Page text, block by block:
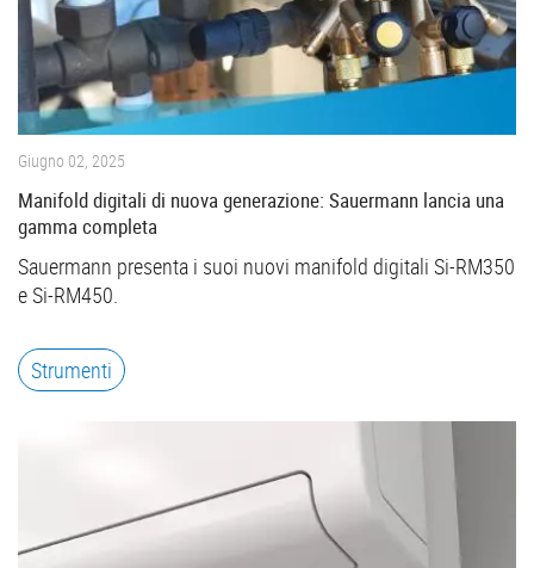
Giugno 02, 2025
Manifold digitali di nuova generazione: Sauermann lancia una
gamma completa
Sauermann presenta i suoi nuovi manifold digitali Si-RM350
e Si-RM450.
Strumenti